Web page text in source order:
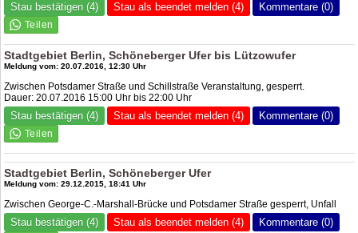
Stau bestätigen (4) Stau als beendet melden (4) Kommentare (0)
Stadtgebiet Berlin, Schöneberger Ufer bis Lützowufer
Meldung vom: 20.07.2016, 12:30 Uhr
Zwischen Potsdamer Straße und Schillstraße Veranstaltung, gesperrt.
Dauer: 20.07.2016 15:00 Uhr bis 22:00 Uhr
Stau bestätigen (4) Stau als beendet melden (4) Kommentare (0)
Stadtgebiet Berlin, Schöneberger Ufer
Meldung vom: 29.12.2015, 18:41 Uhr
Zwischen George-C.-Marshall-Brücke und Potsdamer Straße gesperrt, Unfall
Stau bestätigen (4) Stau als beendet melden (4) Kommentare (0)